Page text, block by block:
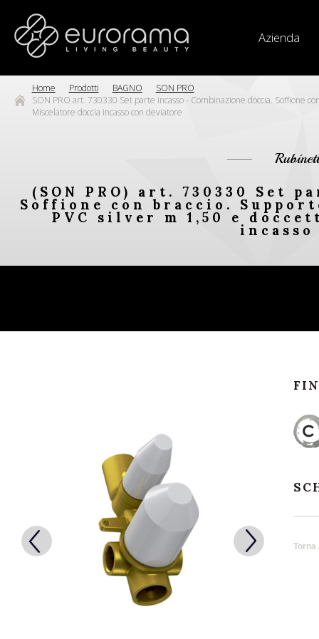
Azienda
Home Prodotti BAGNO
SON PRO
SON PRO art. 730330 Set parte incasso - Combinazione doccia. Soffione
Miscelatore doccia incasso con deviatore
(SON PRO) art. 730330 Set
Soffione con braccio.
PVC silver m 1,50 e
Torna